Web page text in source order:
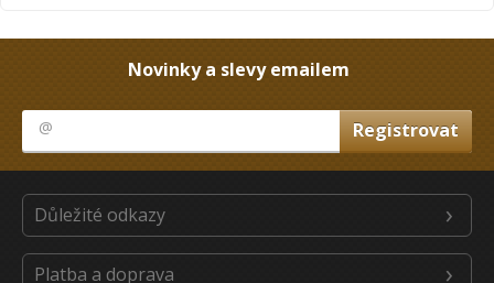
Novinky a slevy emailem
Důležité odkazy
Platba a doprava